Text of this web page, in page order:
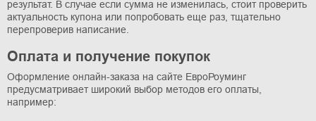
результат. В случае если сумма не изменилась, стоит проверить
актуальность купона или попробовать еще раз, тщательно
перепроверив написание.
Оплата и получение покупок
Оформление онлайн-заказа на сайте ЕвроРоуминг
предусматривает широкий выбор методов его оплаты,
например: